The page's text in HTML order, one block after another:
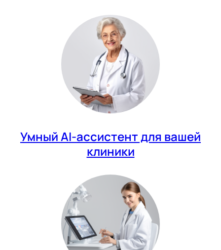
Умный AI-ассистент для вашей
клиники